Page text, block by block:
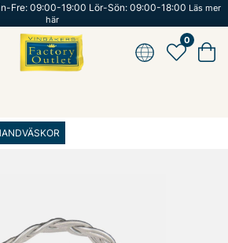
Fre: 09:00-19:00 Lör-Sön: 09:00-18:00 Läs mer
här
0